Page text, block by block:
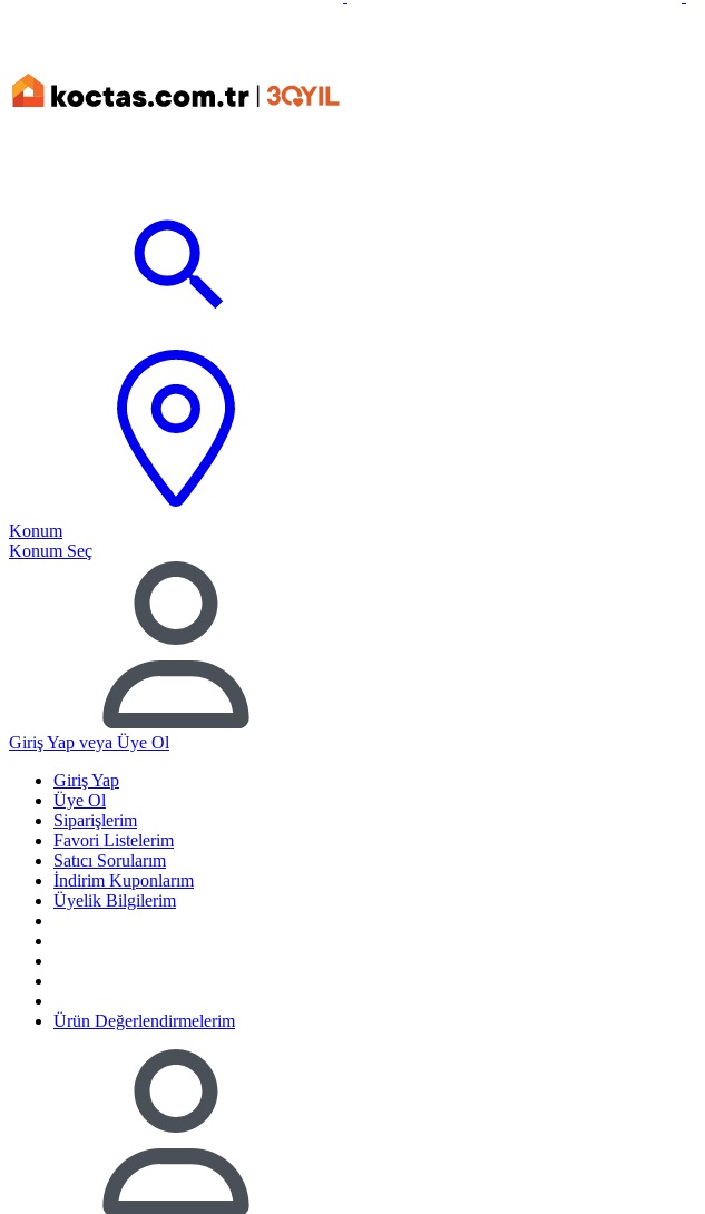
Konum
Konum Seç
Giriş Yap veya Üye Ol
Giriş Yap
Üye Ol
Siparişlerim
Favori Listelerim
Satıcı Sorularım
İndirim Kuponlarım
Üyelik Bilgilerim
Ürün Değerlendirmelerim